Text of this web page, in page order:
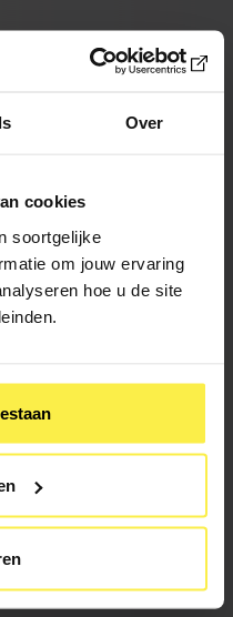
Over
cookies
soortgelijke
om jouw ervaring
hoe u de site
gewoonweg leuk
ik heb er heel wat
er ook gewoon
reacties waren ook
coaching aan